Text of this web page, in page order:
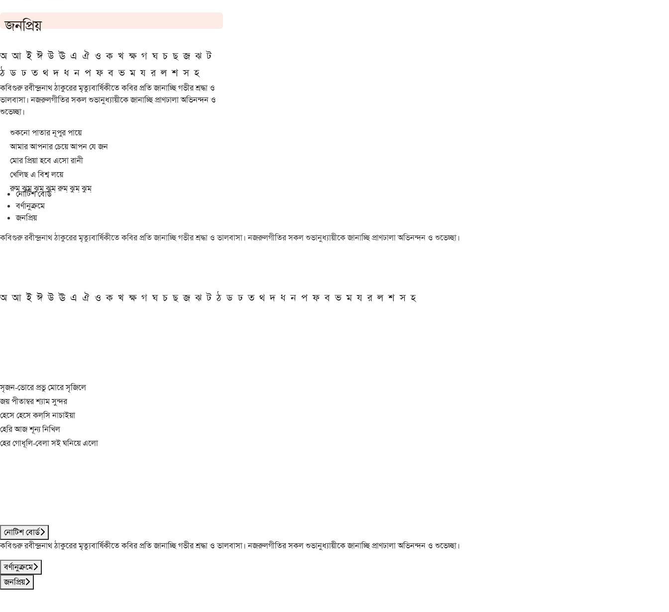
জনপ্রিয়
অ আ ই ঈ উ ঊ এ ঐ ও ক খ ক্ষ গ ঘ চ ছ জ ঝ ট
ঠ ড ঢ ত থ দ ধ ন প ফ ব ভ ম য র ল শ স হ
কবিগুরু রবীন্দ্রনাথ ঠাকুরের মৃত্যুবার্ষিকীতে কবির প্রতি জানাচ্ছি গভীর শ্রদ্ধা ও
ভালবাসা। নজরুলগীতির সকল শুভানুধ্যায়ীকে জানাচ্ছি প্রাণঢালা অভিনন্দন ও
শুভেচ্ছা।
শুকনো পাতার নূপুর পায়ে
আমার আপনার চেয়ে আপন যে জন
মোর প্রিয়া হবে এসো রানী
খেলিছ এ বিশ্ব লয়ে
রুম্ ঝুম্ ঝুম্ ঝুম্ রুম্ ঝুম্ ঝুম্
নোটিশ বোর্ড
বর্ণানুক্রমে
জনপ্রিয়
কবিগুরু রবীন্দ্রনাথ ঠাকুরের মৃত্যুবার্ষিকীতে কবির প্রতি জানাচ্ছি গভীর শ্রদ্ধা ও ভালবাসা। নজরুলগীতির সকল শুভানুধ্যায়ীকে জানাচ্ছি প্রাণঢালা অভিনন্দন ও শুভেচ্ছা।
অ আ ই ঈ উ ঊ এ ঐ ও ক খ ক্ষ গ ঘ চ ছ জ ঝ ট ঠ ড ঢ ত থ দ ধ ন প ফ ব ভ ম য র ল শ স হ
সৃজন-ভোরে প্রভু মোরে সৃজিলে
জয় পীতাম্বর শ্যাম সুন্দর
হেসে হেসে কল্‌সি নাচাইয়া
হেরি আজ শূন্য নিখিল
হের গোধূলি-বেলা সই ঘনিয়ে এলো
নোটিশ বোর্ড
কবিগুরু রবীন্দ্রনাথ ঠাকুরের মৃত্যুবার্ষিকীতে কবির প্রতি জানাচ্ছি গভীর শ্রদ্ধা ও ভালবাসা। নজরুলগীতির সকল শুভানুধ্যায়ীকে জানাচ্ছি প্রাণঢালা অভিনন্দন ও শুভেচ্ছা।
বর্ণানুক্রমে
জনপ্রিয়